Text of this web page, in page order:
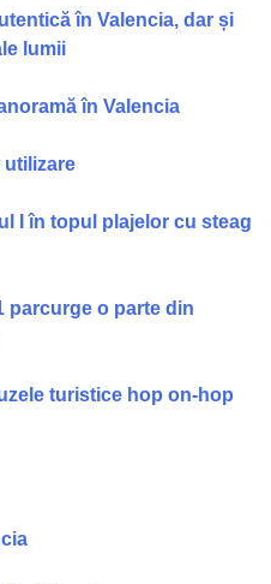
în Valencia, dar și
lumii
în Valencia
utilizare
I în topul plajelor cu steag
parcurge o parte din
turistice hop on-hop